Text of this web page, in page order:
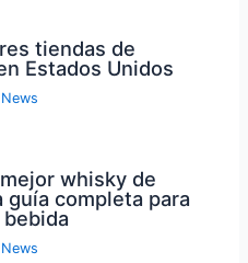
tiendas de
Estados Unidos
whisky de
guía completa para